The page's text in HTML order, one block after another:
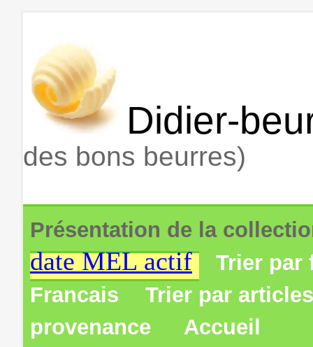
Didier-
des bons beurres)
Présentation de la
date MEL actif
Trier par
Francais
Trier par
provenance
Accueil